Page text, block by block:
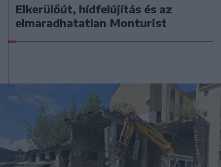
Elkerülőút, hídfelújítás és az
elmaradhatatlan Monturist